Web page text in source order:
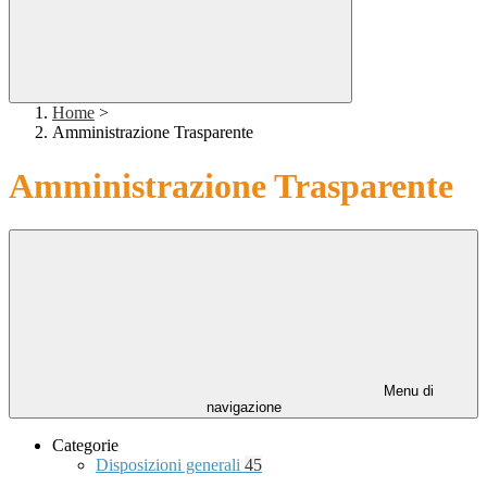
Home >
Amministrazione Trasparente
Amministrazione Trasparente
Menu di
navigazione
Categorie
Disposizioni generali 45